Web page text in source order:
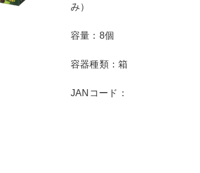
み）
容量：8個
容器種類：箱
JANコード：